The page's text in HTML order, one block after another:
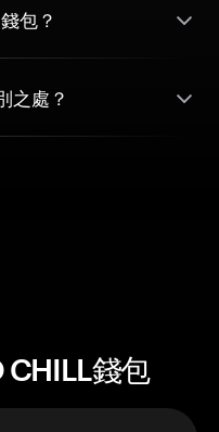
包？
之處？
CHILL錢包